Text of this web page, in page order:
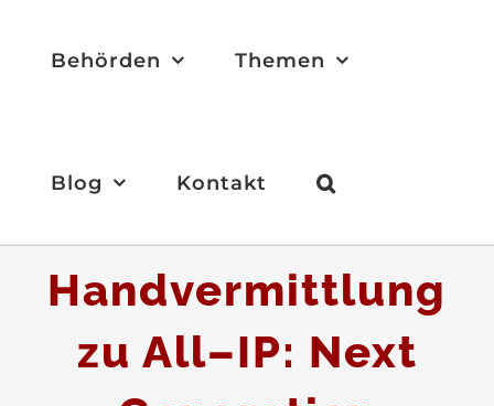
Behörden Themen
Blog Kontakt
Handvermittlung
zu All–IP: Next